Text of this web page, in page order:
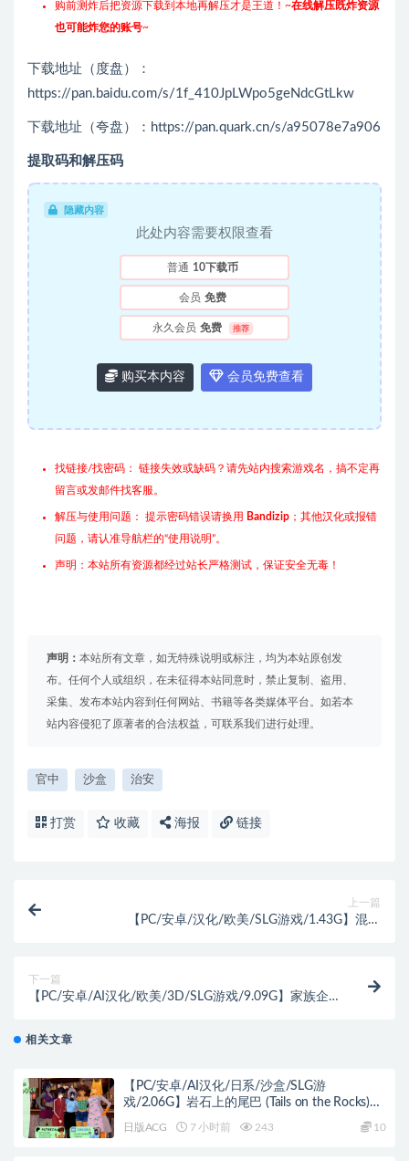
购前测炸后把资源下载到本地再解压才是王道！~在线解压既炸资源
也可能炸您的账号~
下载地址（度盘）：
https://pan.baidu.com/s/1f_410JpLWpo5geNdcGtLkw
下载地址（夸盘）：https://pan.quark.cn/s/a95078e7a906
提取码和解压码
隐藏内容
此处内容需要权限查看
普通 10下载币
会员 免费
永久会员 免费 推荐
购买本内容 会员免费查看
找链接/找密码： 链接失效或缺码？请先站内搜索游戏名，搞不定再
留言或发邮件找客服。
解压与使用问题： 提示密码错误请换用 Bandizip ；其他汉化或报错
问题，请认准导航栏的“使用说明”。
声明：本站所有资源都经过站长严格测试，保证安全无毒！
声明： 本站所有文章，如无特殊说明或标注，均为本站原创发
布。任何个人或组织，在未征得本站同意时，禁止复制、盗用、
采集、发布本站内容到任何网站、书籍等各类媒体平台。如若本
站内容侵犯了原著者的合法权益，可联系我们进行处理。
官中 沙盒 治安
打赏 收藏 海报 链接
上一篇
【PC/安卓/汉化/欧美/SLG游戏/1.43G】混乱
下一篇
【PC/安卓/AI汉化/欧美/3D/SLG游戏/9.09G】家族企
相关文章
【PC/安卓/AI汉化/日系/沙盒/SLG游
戏/2.06G】岩石上的尾巴 (Tails on the Rocks)
Ver1.2 AI汉化版 PC+安卓+日系沙盒SLG+2.06G
日版ACG 7 小时前 243 10